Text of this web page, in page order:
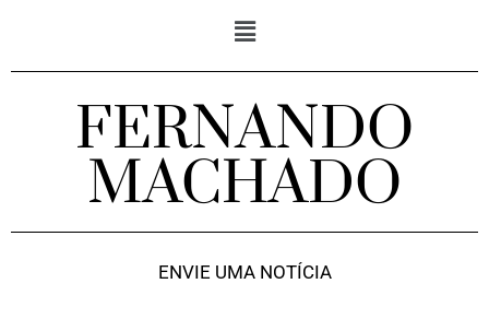
FERNANDO
MACHADO
ENVIE UMA NOTÍCIA